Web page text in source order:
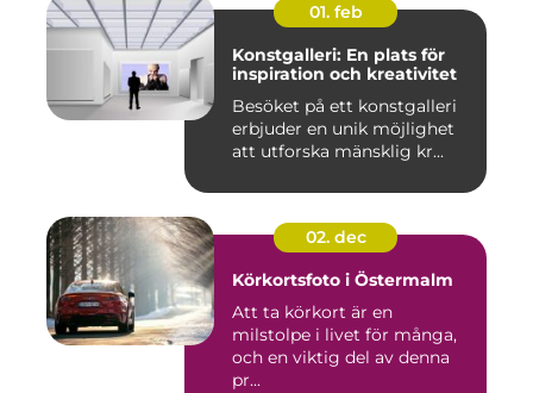
01. feb
Konstgalleri: En plats för
inspiration och kreativitet
Besöket på ett konstgalleri
erbjuder en unik möjlighet
att utforska mänsklig kr...
02. dec
Körkortsfoto i Östermalm
Att ta körkort är en
milstolpe i livet för många,
och en viktig del av denna
pr...